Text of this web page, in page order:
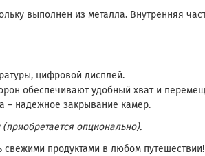
выполнен из металла. Внутренняя
цифровой дисплей.
обеспечивают удобный хват и
– надежное закрывание камер.
опционально).
свежими продуктами в любом путешествии!